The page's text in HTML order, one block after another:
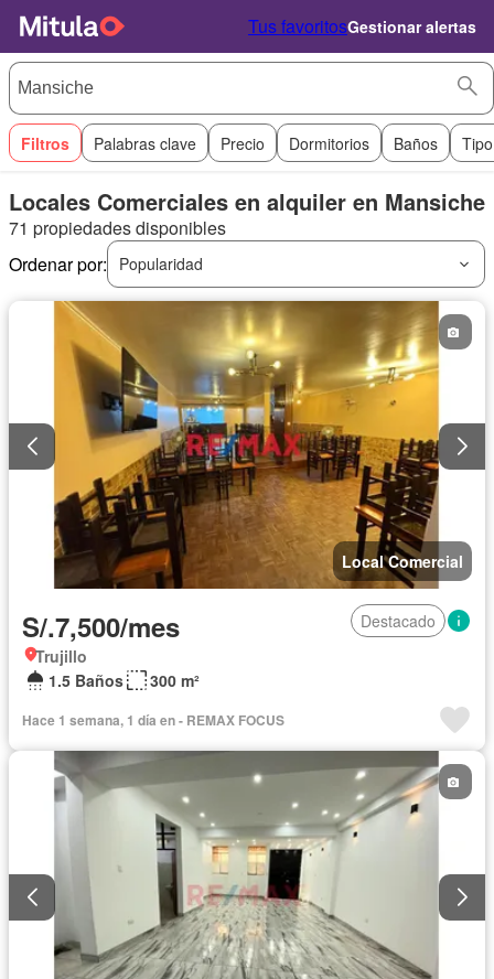
Tus favoritosGestionar alertas
Filtros Palabras clave Precio Dormitorios Baños
Locales Comerciales en alquiler en Mansiche
71 propiedades disponibles
Ordenar por:
Popularidad
Local Comercial
S/.7,500/mes
Destacado
Trujillo
1.5 Baños
300 m²
Hace 1 semana, 1 día en - REMAX FOCUS